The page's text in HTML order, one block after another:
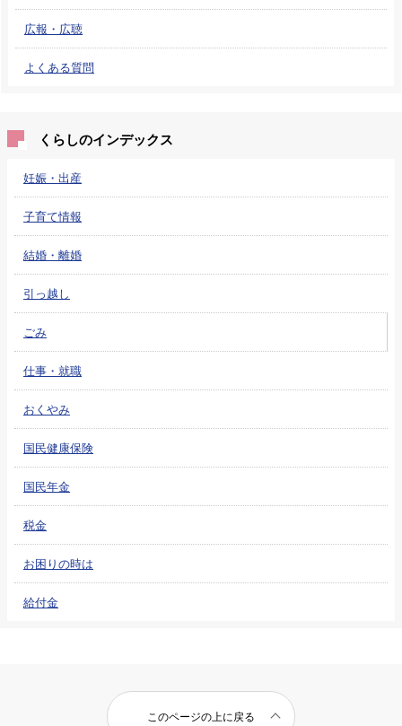
広報・広聴
よくある質問
くらしのインデックス
妊娠・出産
子育て情報
結婚・離婚
引っ越し
ごみ
仕事・就職
おくやみ
国民健康保険
国民年金
税金
お困りの時は
給付金
このページの上に戻る